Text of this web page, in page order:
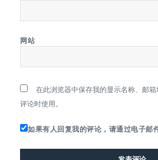
网站
在此浏览器中保存我的显示名称、邮
评论时使用。
如果有人回复我的评论，请通过电子邮